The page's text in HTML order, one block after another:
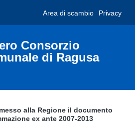
Area di scambio Privacy
Consorzio
di Ragusa
alla Regione il documento
ex ante 2007-2013